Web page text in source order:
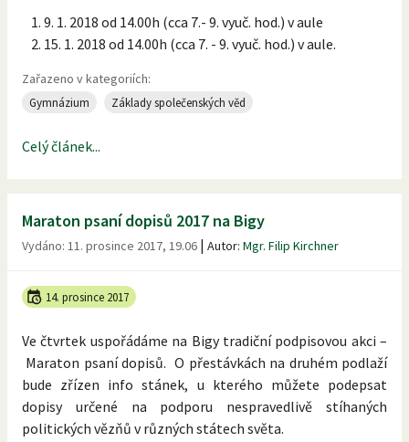
9. 1. 2018 od 14.00h (cca 7.- 9. vyuč. hod.) v aule
15. 1. 2018 od 14.00h (cca 7. - 9. vyuč. hod.) v aule.
Zařazeno v kategoriích:
Gymnázium Základy společenských věd
Celý článek...
Maraton psaní dopisů 2017 na Bigy
Vydáno: 11. prosince 2017, 19.06 | Autor: Mgr. Filip Kirchner
14. prosince 2017
Ve čtvrtek uspořádáme na Bigy tradiční podpisovou akci –
Maraton psaní dopisů. O přestávkách na druhém podlaží
bude zřízen info stánek, u kterého můžete podepsat
dopisy určené na podporu nespravedlivě stíhaných
politických vězňů v různých státech světa.